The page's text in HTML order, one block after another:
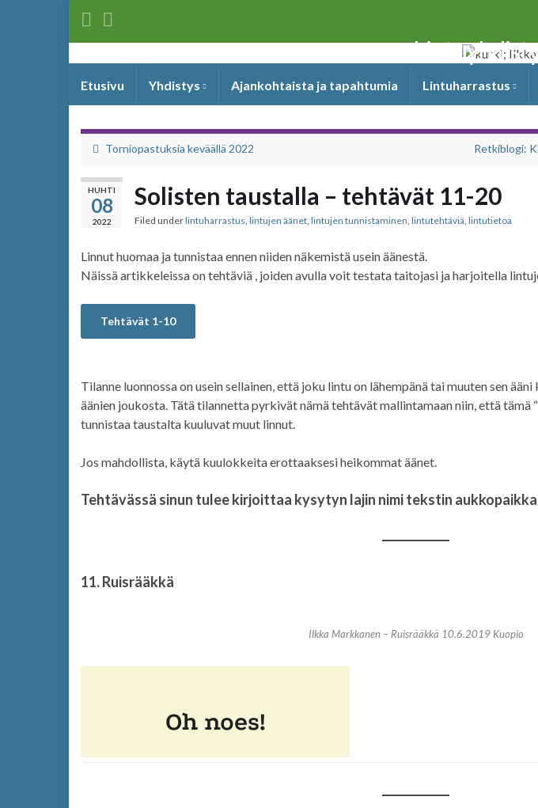
Etusivu Yhdistys Ajankohtaista ja tapahtumia Lintuharrastus
Torniopastuksia keväällä 2022 Retkiblogi:
HUHTI
08
2022
Solisten taustalla – tehtävät 11-20
Filed underlintuharrastus, lintujen äänet, lintujen tunnistaminen, lintutehtäviä, lintutietoa
Linnut huomaa ja tunnistaa ennen niiden näkemistä usein äänestä.
Näissä artikkeleissa on tehtäviä , joiden avulla voit testata taitojasi ja harjoitella
Tehtävät 1-10
Tilanne luonnossa on usein sellainen, että joku lintu on lähempänä tai muuten sen
äänien joukosta. Tätä tilannetta pyrkivät nämä tehtävät mallintamaan niin, että tämä
tunnistaa taustalta kuuluvat muut linnut.
Jos mahdollista, käytä kuulokkeita erottaaksesi heikommat äänet.
Tehtävässä sinun tulee kirjoittaa kysytyn lajin nimi tekstin
11. Ruisrääkkä
Ilkka Markkanen – Ruisrääkkä 10.6.2019 Kuopio